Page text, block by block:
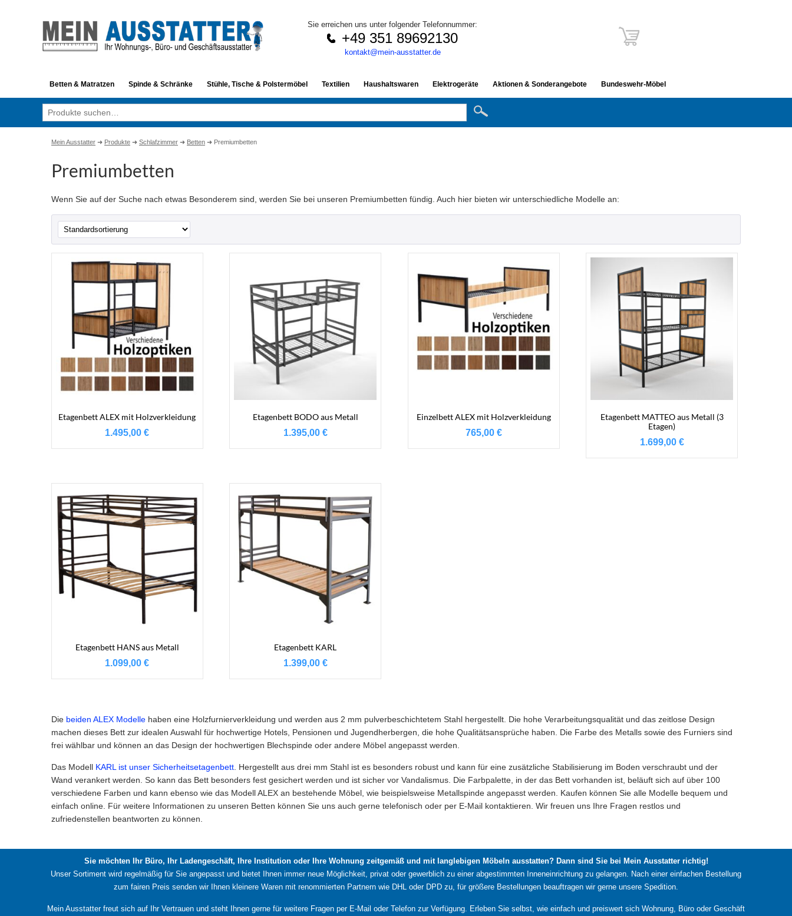
Sie erreichen uns unter folgender Telefonnummer:
+49 351 89692130
kontakt@mein-ausstatter.de
Betten & Matratzen Spinde & Schränke Stühle, Tische & Polstermöbel Textilien Haushaltswaren Elektrogeräte Aktionen & Sonderangebote Bundeswehr-Möbel
Suche
nach:
Mein Ausstatter ➜ Produkte ➜ Schlafzimmer ➜ Betten ➜ Premiumbetten
Premiumbetten
Wenn Sie auf der Suche nach etwas Besonderem sind, werden Sie bei unseren Premiumbetten fündig. Auch hier bieten wir unterschiedliche Modelle an:
Etagenbett ALEX mit Holzverkleidung
1.495,00€
Etagenbett BODO aus Metall
1.395,00 €
Einzelbett ALEX mit Holzverkleidung
765,00 €
Etagenbett MATTEO aus Metall (3
Etagen)
1.699,00 €
Etagenbett HANS aus Metall
1.099,00€
Etagenbett KARL
1.399,00 €
Die beiden ALEX Modelle haben eine Holzfurnierverkleidung und werden aus 2 mm pulverbeschichtetem Stahl hergestellt. Die hohe Verarbeitungsqualität und das zeitlose Design
machen dieses Bett zur idealen Auswahl für hochwertige Hotels, Pensionen und Jugendherbergen, die hohe Qualitätsansprüche haben. Die Farbe des Metalls sowie des Furniers sind
frei wählbar und können an das Design der hochwertigen Blechspinde oder andere Möbel angepasst werden.
Das Modell KARL ist unser Sicherheitsetagenbett . Hergestellt aus drei mm Stahl ist es besonders robust und kann für eine zusätzliche Stabilisierung im Boden verschraubt und der
Wand verankert werden. So kann das Bett besonders fest gesichert werden und ist sicher vor Vandalismus. Die Farbpalette, in der das Bett vorhanden ist, beläuft sich auf über 100
verschiedene Farben und kann ebenso wie das Modell ALEX an bestehende Möbel, wie beispielsweise Metallspinde angepasst werden. Kaufen können Sie alle Modelle bequem und
einfach online. Für weitere Informationen zu unseren Betten können Sie uns auch gerne telefonisch oder per E-Mail kontaktieren. Wir freuen uns Ihre Fragen restlos und
zufriedenstellen beantworten zu können.
Sie möchten Ihr Büro, Ihr Ladengeschäft, Ihre Institution oder Ihre Wohnung zeitgemäß und mit langlebigen Möbeln ausstatten? Dann sind Sie bei Mein Ausstatter richtig!
Unser Sortiment wird regelmäßig für Sie angepasst und bietet Ihnen immer neue Möglichkeit, privat oder gewerblich zu einer abgestimmten Inneneinrichtung zu gelangen. Nach einer einfachen Bestellung
zum fairen Preis senden wir Ihnen kleinere Waren mit renommierten Partnern wie DHL oder DPD zu, für größere Bestellungen beauftragen wir gerne unsere Spedition.
Mein Ausstatter freut sich auf Ihr Vertrauen und steht Ihnen gerne für weitere Fragen per E-Mail oder Telefon zur Verfügung. Erleben Sie selbst, wie einfach und preiswert sich Wohnung, Büro oder Geschäft